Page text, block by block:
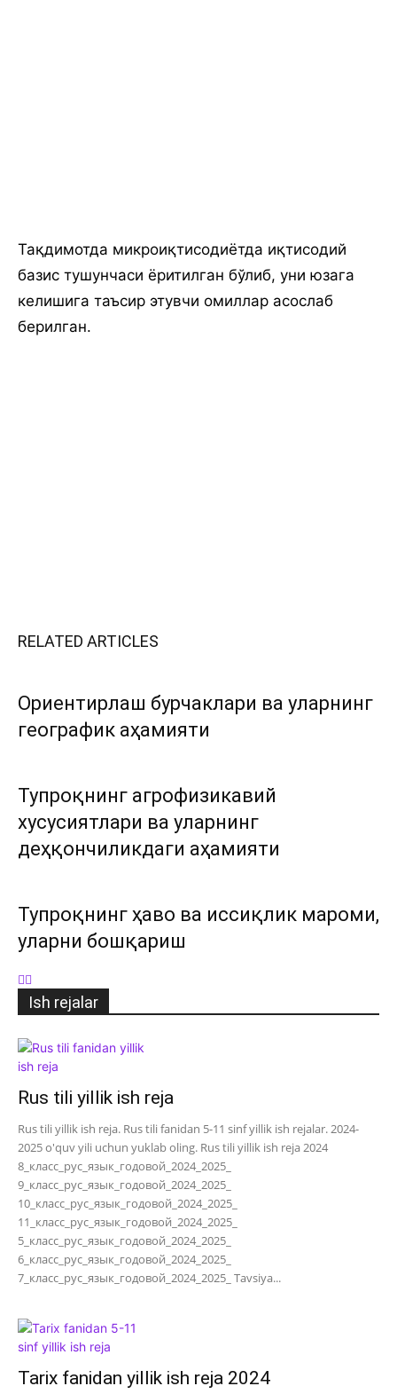
Тақдимотда микроиқтисодиётда иқтисодий
базис тушунчаси ёритилган бўлиб, уни юзага
келишига таъсир этувчи омиллар асослаб
берилган.
RELATED ARTICLES
Ориентирлаш бурчаклари ва уларнинг
географик аҳамияти
Тупроқнинг агрофизикавий
хусусиятлари ва уларнинг
деҳқончиликдаги аҳамияти
Тупроқнинг ҳаво ва иссиқлик мароми,
уларни бошқариш
Ish rejalar
Rus tili yillik ish reja
Rus tili yillik ish reja. Rus tili fanidan 5-11 sinf yillik ish rejalar. 2024-
2025 o'quv yili uchun yuklab oling. Rus tili yillik ish reja 2024
8_класс_рус_язык_годовой_2024_2025_
9_класс_рус_язык_годовой_2024_2025_
10_класс_рус_язык_годовой_2024_2025_
11_класс_рус_язык_годовой_2024_2025_
5_класс_рус_язык_годовой_2024_2025_
6_класс_рус_язык_годовой_2024_2025_
7_класс_рус_язык_годовой_2024_2025_ Tavsiya...
Tarix fanidan yillik ish reja 2024